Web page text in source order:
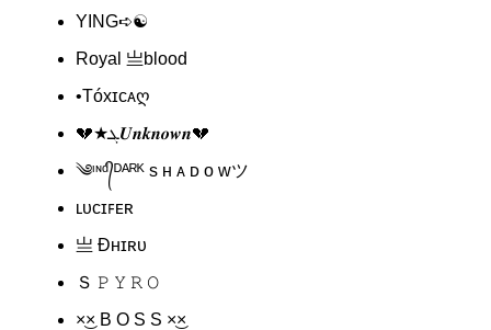
YING➪☯︎
Royal 亗blood
•Tóxɪᴄᴀღ
💔★ܓ𝑼𝒏𝒌𝒏𝒐𝒘𝒏💔
༄ᶦᶰᵈ᭄ᴰᴬᴿᴷ s ʜ ᴀ ᴅ ᴏ ᴡツ
ʟᴜᴄɪꜰᴇʀ
亗 Ðʜɪʀᴜ
Ｓ 𝙿 𝚈 𝚁 𝙾
×͜× B O S S ×͜×